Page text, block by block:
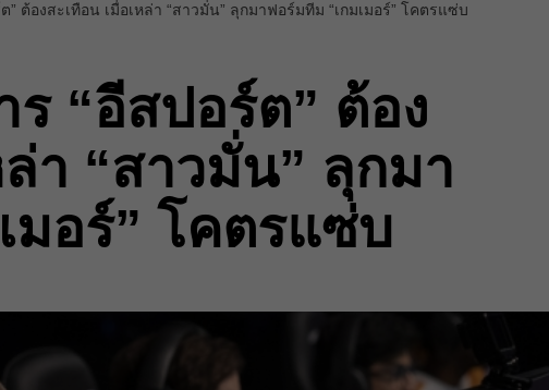
” ต้องสะเทือน เมื่อเหล่า “สาวมั่น” ลุกมาฟอร์มทีม “เกมเมอร์” โคตรแซ่บ
ร “อีสปอร์ต” ต้อง
า “สาวมั่น” ลุกมา
มอร์” โคตรแซ่บ